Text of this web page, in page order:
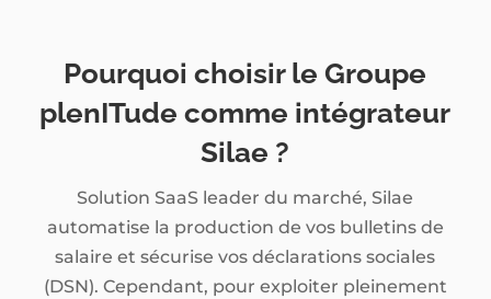
Pourquoi choisir le Groupe
plenITude comme intégrateur
Silae ?
Solution SaaS leader du marché, Silae
automatise la production de vos bulletins de
salaire et sécurise vos déclarations sociales
(DSN). Cependant, pour exploiter pleinement